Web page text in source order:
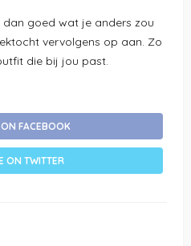
goed wat je anders zou
vervolgens op aan. Zo
die bij jou past.
FACEBOOK
ON TWITTER